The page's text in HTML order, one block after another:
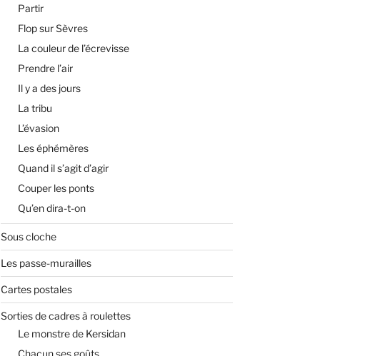
Partir
Flop sur Sèvres
La couleur de l’écrevisse
Prendre l’air
Il y a des jours
La tribu
L’évasion
Les éphémères
Quand il s’agit d’agir
Couper les ponts
Qu’en dira-t-on
Sous cloche
Les passe-murailles
Cartes postales
Sorties de cadres à roulettes
Le monstre de Kersidan